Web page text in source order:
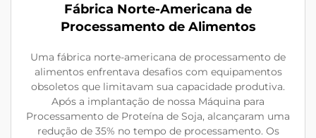
Fábrica Norte-Americana de
Processamento de Alimentos
Uma fábrica norte-americana de processamento de
alimentos enfrentava desafios com equipamentos
obsoletos que limitavam sua capacidade produtiva.
Após a implantação de nossa Máquina para
Processamento de Proteína de Soja, alcançaram uma
redução de 35% no tempo de processamento. Os